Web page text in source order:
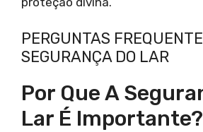
PERGUNTAS
SEGURANÇA DO LAR
Por Que A
Lar É Importante?